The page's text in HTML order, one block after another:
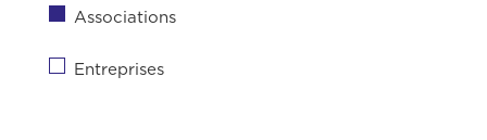
Associations
Entreprises